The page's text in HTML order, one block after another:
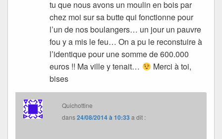
tu que nous avons un moulin en bois par
chez moi sur sa butte qui fonctionne pour
l’un de nos boulangers… un jour un pauvre
fou y a mis le feu… On a pu le reconstuire à
l’identique pour une somme de 600.000
euros !! Ma ville y tenait…
Merci à toi,
bises
Quichottine
dans24/08/2014 à 10:33 a dit :